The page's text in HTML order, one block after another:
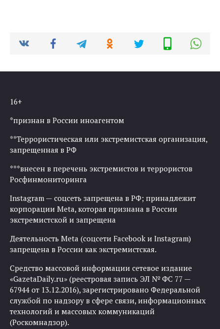
16+
*признан в России иноагентом
**Террористическая или экстремистская организация,
запрещенная в РФ
***внесен в перечень экстремистов и террористов
Росфинмониторинга
Instagram — соцсеть запрещена в РФ; принадлежит
корпорации Meta, которая признана в России
экстремистской и запрещена
Деятельность Meta (соцсети Facebook и Instagram)
запрещена в России как экстремистская.
Средство массовой информации сетевое издание
«GazetaDaily.ru» (реестровая запись ЭЛ № ФС 77 —
67944 от 13.12.2016), зарегистрировано Федеральной
службой по надзору в сфере связи, информационных
технологий и массовых коммуникаций
(Роскомнадзор).